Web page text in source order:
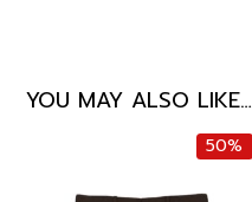
YOU MAY ALSO LIKE…
50%